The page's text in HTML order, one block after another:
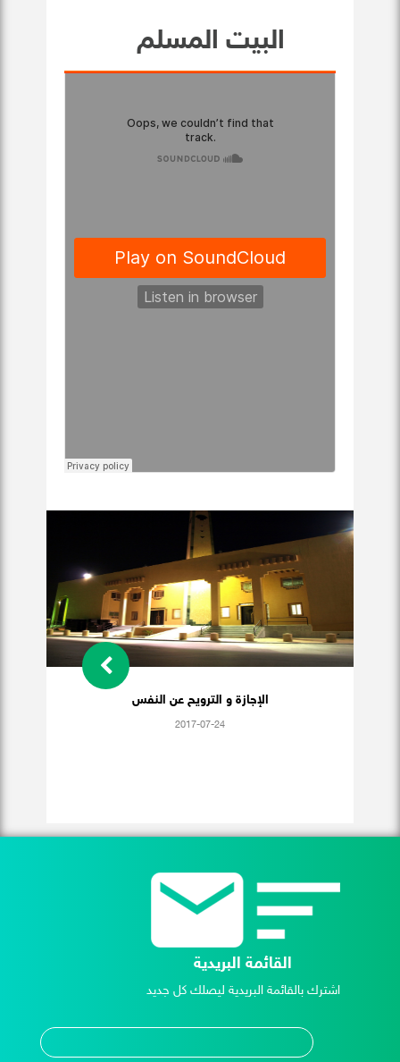
البيت المسلم
الإجازة و الترويح عن النفس
2017-07-24
القائمة البريدية
اشترك بالقائمة البريدية ليصلك كل جديد